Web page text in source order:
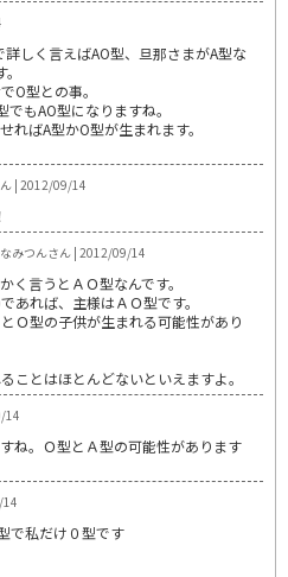
しく言えばAO型、旦那さまがA型な
O型との事。
もAO型になりますね。
ればA型かO型が生まれます。
| 2012/09/14
なみつんさん | 2012/09/14
く言うとＡＯ型なんです。
あれば、主様はＡＯ型です。
Ｏ型の子供が生まれる可能性があり
ことはほとんどないといえますよ。
14
ね。Ｏ型とＡ型の可能性があります
で私だけ０型です